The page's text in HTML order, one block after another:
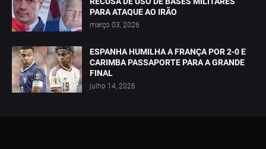
PARA ATAQUE AO IRÃO
março 03, 2026
ESPANHA HUMILHA A FRANÇA POR 2-0 E
CARIMBA PASSAPORTE PARA A GRANDE
FINAL
julho 14, 2026